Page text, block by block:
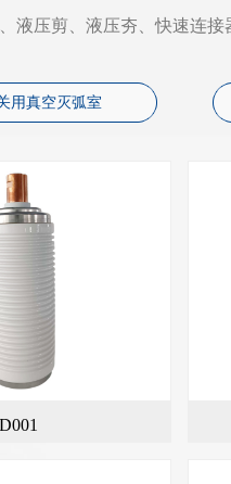
液压剪、液压夯、快速连
用真空灭弧室
D001